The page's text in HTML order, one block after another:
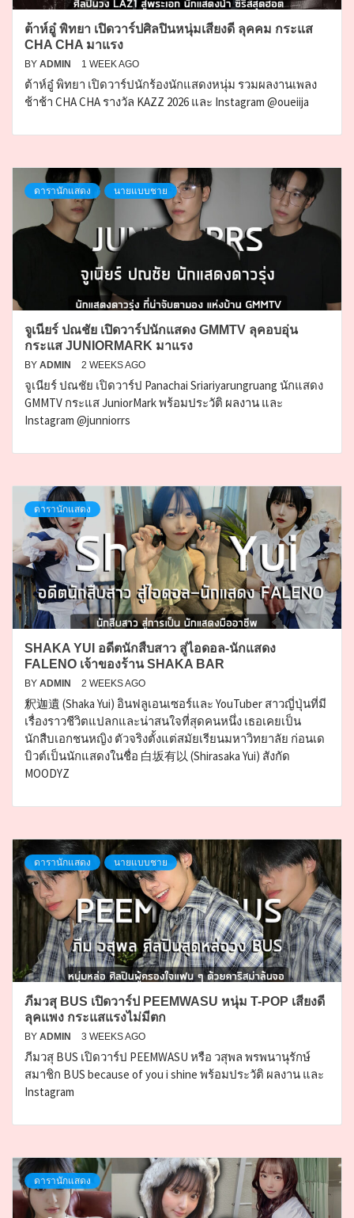
ต้าห์อู๋ พิทยา เปิดวาร์ปศิลปินหนุ่มเสียงดี ลุคคม กระแส
CHA CHA มาแรง
BY ADMIN 1 WEEK AGO
ต้าห์อู๋ พิทยา เปิดวาร์ปนักร้องนักแสดงหนุ่ม รวมผลงานเพลง
ช้าช้า CHA CHA รางวัล KAZZ 2026 และ Instagram @oueiija
ดารานักแสดง นายแบบชาย
จูเนียร์ ปณชัย เปิดวาร์ปนักแสดง GMMTV ลุคอบอุ่น
กระแส JUNIORMARK มาแรง
BY ADMIN 2 WEEKS AGO
จูเนียร์ ปณชัย เปิดวาร์ป Panachai Sriariyarungruang นักแสดง
GMMTV กระแส JuniorMark พร้อมประวัติ ผลงาน และ
Instagram @junniorrs
ดารานักแสดง
SHAKA YUI อดีตนักสืบสาว สู่ไอดอล-นักแสดง
FALENO เจ้าของร้าน SHAKA BAR
BY ADMIN 2 WEEKS AGO
釈迦遺 (Shaka Yui) อินฟลูเอนเซอร์และ YouTuber สาวญี่ปุ่นที่มี
เรื่องราวชีวิตแปลกและน่าสนใจที่สุดคนหนึ่ง เธอเคยเป็น
นักสืบเอกชนหญิง ตัวจริงตั้งแต่สมัยเรียนมหาวิทยาลัย ก่อนเด
บิวต์เป็นนักแสดงในชื่อ 白坂有以 (Shirasaka Yui) สังกัด
MOODYZ
ดารานักแสดง นายแบบชาย
ภีมวสุ BUS เปิดวาร์ป PEEMWASU หนุ่ม T-POP เสียงดี
ลุคแพง กระแสแรงไม่มีตก
BY ADMIN 3 WEEKS AGO
ภีมวสุ BUS เปิดวาร์ป PEEMWASU หรือ วสุพล พรพนานุรักษ์
สมาชิก BUS because of you i shine พร้อมประวัติ ผลงาน และ
Instagram
ดารานักแสดง